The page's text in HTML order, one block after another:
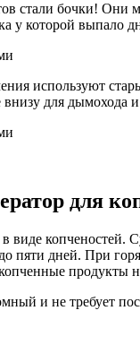
стали бочки! Они
у которой выпало
используют
для дымохода и
для
копченостей.
пяти дней. При
продукты
и не требует